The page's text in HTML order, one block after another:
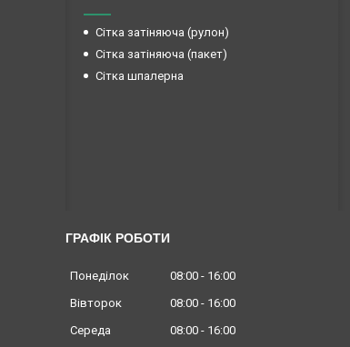
Сітка затіняюча (рулон)
Сітка затіняюча (пакет)
Сітка шпалерна
ГРАФІК РОБОТИ
Понеділок 08:00
16:00
Вівторок
08:00
16:00
Середа
08:00 16:00